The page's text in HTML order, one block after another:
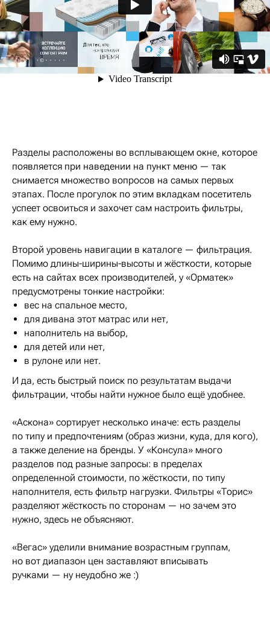
Разделы расположены во всплывающем окне, которое
появляется при наведении на пункт меню — так
снимается множество вопросов на самых первых
этапах. После прогулок по этим вкладкам посетитель
успеет освоиться и захочет сам настроить фильтры,
как ему нужно.
Второй уровень навигации в каталоге — фильтрация.
Помимо длины-ширины-высоты и жёсткости, которые
есть на сайтах всех производителей, у «Орматек»
предусмотрены тонкие настройки:
вес на спальное место,
для дивана этот матрас или нет,
наполнитель на выбор,
для детей или нет,
в рулоне или нет.
И да, есть быстрый поиск по результатам выдачи
фильтрации, чтобы найти нужное было ещё удобнее.
«Аскона» сортирует несколько иначе: есть разделы
по типу и предпочтениям (образ жизни, куда, для кого),
а также деление на бренды. У «Консула» много
разделов под разные запросы: в пределах
определенной стоимости, по жёсткости, по типу
наполнителя, есть фильтр нагрузки. Фильтры «Торис»
разделяют жёсткость по сторонам — но зачем это
нужно, здесь не объясняют.
«Вегас» уделили внимание возрастным группам,
но вот диапазон цен заставляют вписывать
ручками — ну неудобно же :)